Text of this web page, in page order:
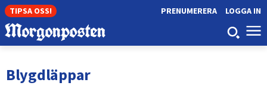
TIPSA OSS! LOGGA IN
PRENUMERERA
Blygdläppar